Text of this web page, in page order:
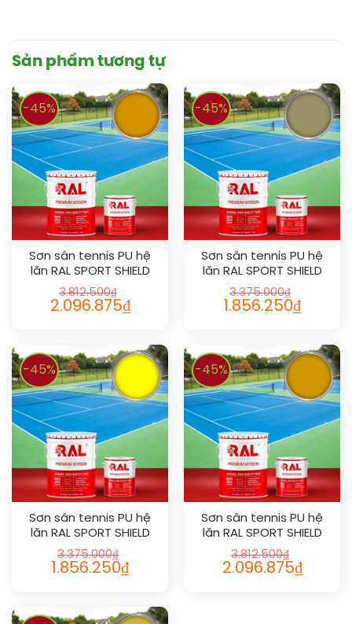
Sản phẩm tương tự
-45%
Sơn sân tennis PU hệ
lăn RAL SPORT SHIELD
1007
3.812.500₫
2.096.875₫
-45%
Sơn sân tennis PU hệ
lăn RAL SPORT SHIELD
1020
3.375.000₫
1.856.250₫
-45%
Sơn sân tennis PU hệ
lăn RAL SPORT SHIELD
1026
3.375.000₫
1.856.250₫
-45%
Sơn sân tennis PU hệ
lăn RAL SPORT SHIELD
1006
3.812.500₫
2.096.875₫